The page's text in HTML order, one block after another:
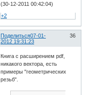
(30-12-2011 00:42:04)
+2
Поделиться 36
07-01-
2012 19:31:23
Книга с расширением pdf,
никакого вектора, есть
примеры "геометрических
резьб".